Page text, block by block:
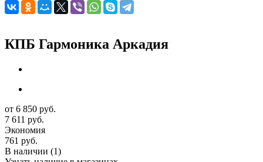
КПБ Гармоника Аркадия
от 6 850 руб.
7 611 руб.
Экономия
761 руб.
В наличии (1)